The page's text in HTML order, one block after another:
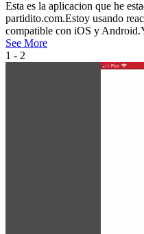
Esta es la aplicacion que he
partidito.com.Estoy usando
compatible con iOS y
See More
1 - 2